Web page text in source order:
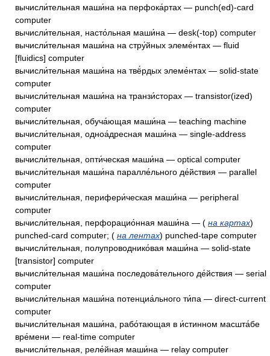
вычисли́тельная маши́на на перфока́ртах — punch(ed)-card
computer
вычисли́тельная, насто́льная маши́на — desk(-top) computer
вычисли́тельная маши́на на стру́йных элеме́нтах — fluid
[fluidics] computer
вычисли́тельная маши́на на твё́рдых элеме́нтах — solid-state
computer
вычисли́тельная маши́на на транзи́сторах — transistor(ized)
computer
вычисли́тельная, обуча́ющая маши́на — teaching machine
вычисли́тельная, одноа́дресная маши́на — single-address
computer
вычисли́тельная, опти́ческая маши́на — optical computer
вычисли́тельная маши́на паралле́льного де́йствия — parallel
computer
вычисли́тельная, перифери́ческая маши́на — peripheral
computer
вычисли́тельная, перфорацио́нная маши́на — ( на картах)
punched-card computer; ( на лентах) punched-tape computer
вычисли́тельная, полупроводнико́вая маши́на — solid-state
[transistor] computer
вычисли́тельная маши́на последова́тельного де́йствия — serial
computer
вычисли́тельная маши́на потенциа́льного ти́па — direct-current
computer
вычисли́тельная маши́на, рабо́тающая в и́стинном масшта́бе
вре́мени — real-time computer
вычисли́тельная, реле́йная маши́на — relay computer